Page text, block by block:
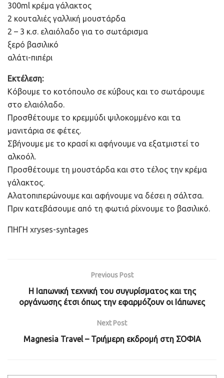
300ml κρέμα γάλακτος
2 κουταλιές γαλλική μουστάρδα
2 – 3 κ.σ. ελαιόλαδο για το σωτάρισμα
ξερό βασιλικό
αλάτι-πιπέρι
Εκτέλεση:
Κόβουμε το κοτόπουλο σε κύβους και το σωτάρουμε
στο ελαιόλαδο.
Προσθέτουμε το κρεμμύδι ψιλοκομμένο και τα
μανιτάρια σε φέτες.
Σβήνουμε με το κρασί κι αφήνουμε να εξατμιστεί το
αλκοόλ.
Προσθέτουμε τη μουστάρδα και στο τέλος την κρέμα
γάλακτος.
Αλατοπιπερώνουμε και αφήνουμε να δέσει η σάλτσα.
Πριν κατεβάσουμε από τη φωτιά ρίχνουμε το βασιλικό.
ΠΗΓΗ xryses-syntages
Previous Post
Η Ιαπωνική τεχνική του συγυρίσματος και της
οργάνωσης έτσι όπως την εφαρμόζουν οι Ιάπωνες
Next Post
Magnesia Travel – Τριήμερη εκδρομή στη ΣΟΦΙΑ